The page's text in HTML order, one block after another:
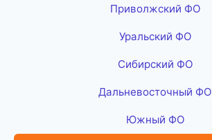
Приволжский ФО
Уральский ФО
Сибирский ФО
Дальневосточный ФО
Южный ФО